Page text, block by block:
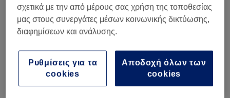
Αξιολογήσεις καταστήματος
4,9 217 κριτικές
σχετικά με την από μέρους σας χρήση της τοποθεσίας
μας στους συνεργάτες μέσων κοινωνικής δικτύωσης,
διαφημίσεων και ανάλυσης.
Αποδοχή όλων των
cookies
Ρυθμίσεις για τα
cookies